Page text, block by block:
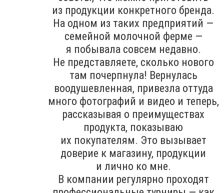
из продукции конкретного бренда.
На одном из таких предприятий —
семейной молочной ферме —
я побывала совсем недавно.
Не представляете, сколько нового
там почерпнула! Вернулась
воодушевленная, привезла оттуда
много фотографий и видео и теперь,
рассказывая о преимуществах
продукта, показываю
их покупателям. Это вызывает
доверие к магазину, продукции
и лично ко мне.
В компании регулярно проходят